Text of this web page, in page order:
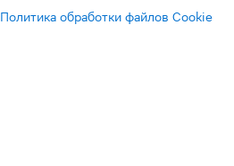
Политика обработки файлов Cookie